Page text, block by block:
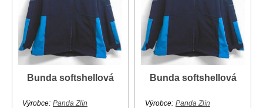
Bunda softshellová
Výrobce: Panda Zlín
Bunda softshellová
Výrobce: Panda Zlín